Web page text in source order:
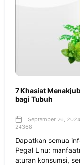
7 Khasiat
bagi Tubuh
September 26,
24368
Dapatkan semua
Pegal Linu:
aturan konsumsi,